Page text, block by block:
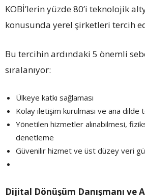
KOBİ’lerin yüzde 80’i teknolojik
konusunda yerel şirketleri tercih
Bu tercihin ardındaki 5 önemli
sıralanıyor:
Ülkeye katkı sağlaması
Kolay iletişim kurulması ve ana dilde
Yönetilen hizmetler alınabilmesi,
denetleme
Güvenilir hizmet ve üst düzey veri
Dijital Dönüşüm Danışmanı ve